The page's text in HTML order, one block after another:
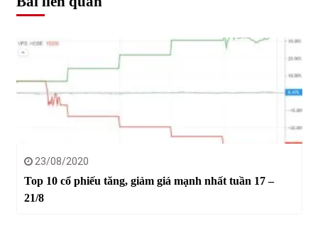
23/08/2020
Top 10 cổ phiếu tăng, giảm giá mạnh nhất tuần 17 –
21/8